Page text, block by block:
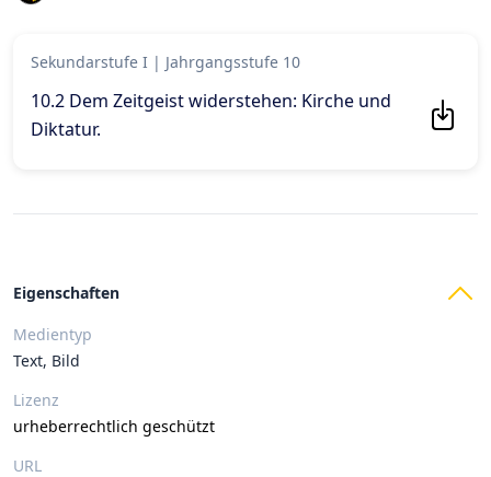
Sekundarstufe I | Jahrgangsstufe 10
10.2 Dem Zeitgeist widerstehen: Kirche und
Diktatur.
Eigenschaften
Medientyp
Text, Bild
Lizenz
urheberrechtlich geschützt
URL